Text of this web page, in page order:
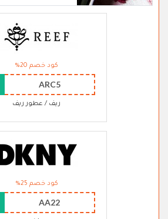
كود خصم 20%
ARC5
ريف / عطور ريف
كود خصم 25%
AA22